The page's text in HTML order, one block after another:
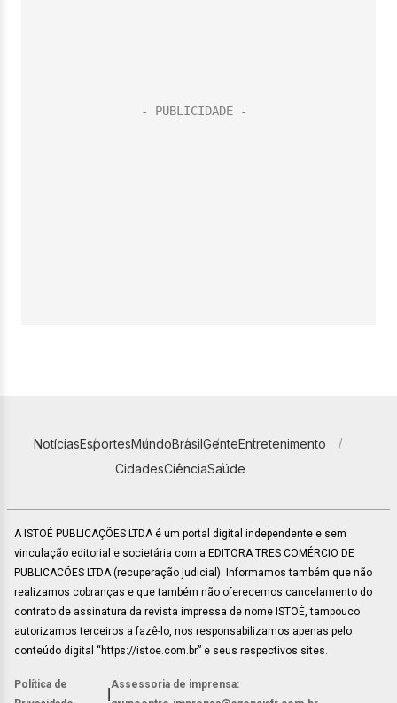
NotíciasEsportesMundoBrasilGenteEntretenimento
CidadesCiênciaSaúde
A ISTOÉ PUBLICAÇÕES LTDA é um portal digital independente e sem
vinculação editorial e societária com a EDITORA TRES COMÉRCIO DE
PUBLICACÕES LTDA (recuperação judicial). Informamos também que não
realizamos cobranças e que também não oferecemos cancelamento do
contrato de assinatura da revista impressa de nome ISTOÉ, tampouco
autorizamos terceiros a fazê-lo, nos responsabilizamos apenas pelo
conteúdo digital “https://istoe.com.br” e seus respectivos sites.
Política de
Assessoria de imprensa: